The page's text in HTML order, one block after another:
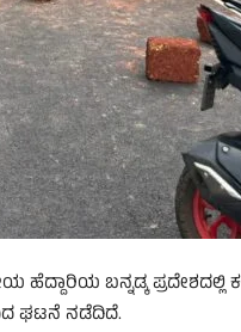
ಬನ್ನಡ್ಕ ಪ್ರದೇಶದಲ್ಲಿ
ಘಟನೆ ನಡೆದಿದೆ.